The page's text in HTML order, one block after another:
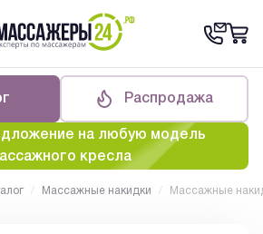
Распродажа
на любую модель
кресла
/ Массажные накидки / Массажные